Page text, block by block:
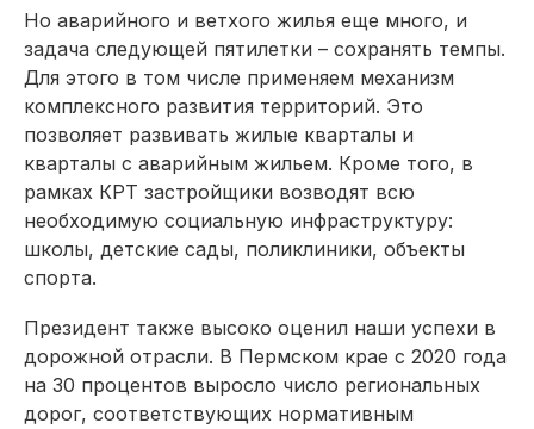
Но аварийного и ветхого жилья еще много, и
задача следующей пятилетки – сохранять темпы.
Для этого в том числе применяем механизм
комплексного развития территорий. Это
позволяет развивать жилые кварталы и
кварталы с аварийным жильем. Кроме того, в
рамках КРТ застройщики возводят всю
необходимую социальную инфраструктуру:
школы, детские сады, поликлиники, объекты
спорта.
Президент также высоко оценил наши успехи в
дорожной отрасли. В Пермском крае с 2020 года
на 30 процентов выросло число региональных
дорог, соответствующих нормативным